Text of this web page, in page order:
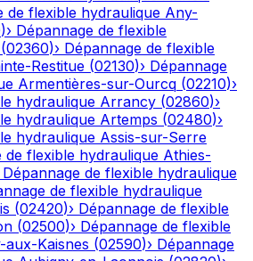
de flexible hydraulique Any-
)› Dépannage de flexible
(02360)› Dépannage de flexible
Restitue (02130)› Dépannage
Armentières-sur-Ourcq (02210)›
hydraulique Arrancy (02860)›
hydraulique Artemps (02480)›
hydraulique Assis-sur-Serre
de flexible hydraulique Athies-
Dépannage de flexible hydraulique
de flexible hydraulique
(02420)› Dépannage de flexible
(02500)› Dépannage de flexible
aux-Kaisnes (02590)› Dépannage